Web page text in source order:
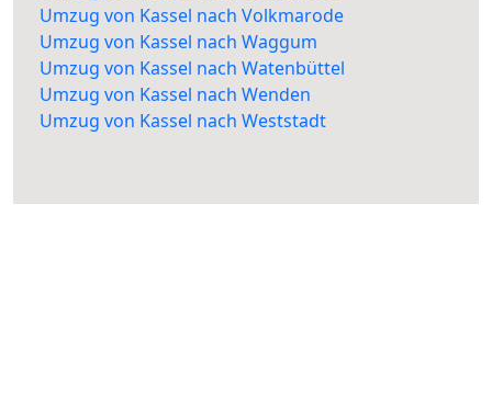
Umzug von Kassel nach Volkmarode
Umzug von Kassel nach Waggum
Umzug von Kassel nach Watenbüttel
Umzug von Kassel nach Wenden
Umzug von Kassel nach Weststadt